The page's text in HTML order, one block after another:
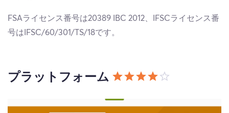
FSAライセンス番号は20389 IBC 2012、IFSCライセンス番
号はIFSC/60/301/TS/18です。
プラットフォーム